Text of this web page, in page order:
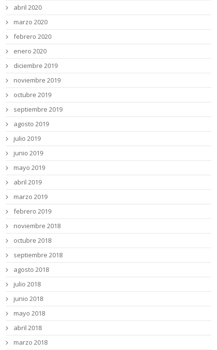
abril 2020
marzo 2020
febrero 2020
enero 2020
diciembre 2019
noviembre 2019
octubre 2019
septiembre 2019
agosto 2019
julio 2019
junio 2019
mayo 2019
abril 2019
marzo 2019
febrero 2019
noviembre 2018
octubre 2018
septiembre 2018
agosto 2018
julio 2018
junio 2018
mayo 2018
abril 2018
marzo 2018